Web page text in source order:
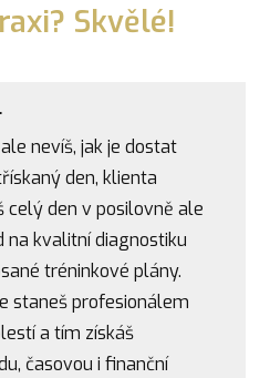
Skvělé!
nevíš, jak je dostat
den, klienta
celý den v posilovně ale
na kvalitní diagnostiku
tréninkové plány.
staneš profesionálem
a tím získáš
časovou i finanční